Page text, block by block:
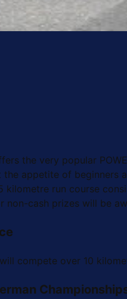
the very popular
appetite of
run course
non-cash prizes will be
compete over 10